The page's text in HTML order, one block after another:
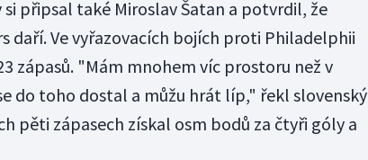
si připsal také Miroslav Šatan a potvrdil, že
daří. Ve vyřazovacích bojích proti Philadelphii
zápasů. "Mám mnohem víc prostoru než v
do toho dostal a můžu hrát líp," řekl slovenský
pěti zápasech získal osm bodů za čtyři góly a